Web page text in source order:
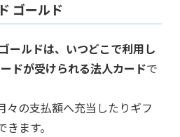
ゴールド
ールドは、いつどこで利用し
ドが受けられる法人カードで
々の支払額へ充当したりギフ
ます。